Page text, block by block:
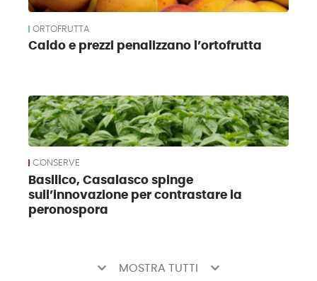
ORTOFRUTTA
Caldo e prezzi penalizzano l’ortofrutta
CONSERVE
Basilico, Casalasco spinge
sull’innovazione per contrastare la
peronospora
keyboard_arrow_down MOSTRA TUTTI keyboard_arrow_down